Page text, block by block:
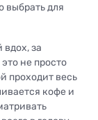
выбрать для
за
не просто
проходит весь
кофе и